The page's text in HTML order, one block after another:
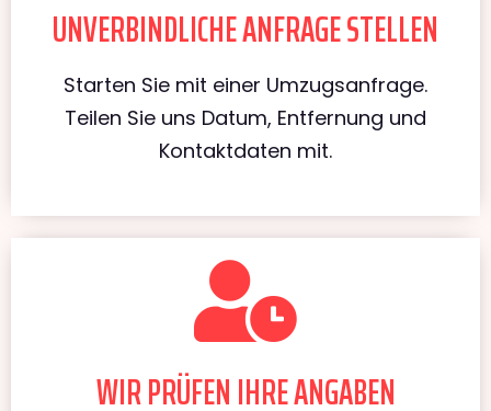
UNVERBINDLICHE ANFRAGE STELLEN
Starten Sie mit einer Umzugsanfrage.
Teilen Sie uns Datum, Entfernung und
Kontaktdaten mit.
WIR PRÜFEN IHRE ANGABEN